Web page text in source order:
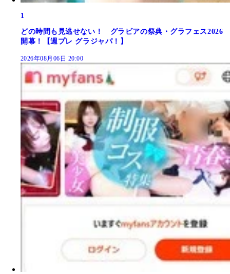
1
どの時間も見逃せない！ グラビアの祭典・グラフェス2026
開幕！【週プレ グラジャパ！】
2026年08月06日 20:00